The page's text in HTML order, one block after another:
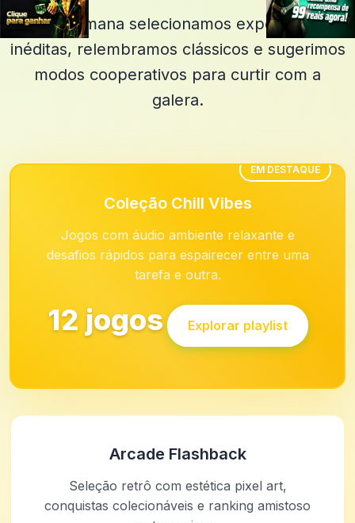
Toda semana selecionamos experiências
inéditas, relembramos clássicos e sugerimos
modos cooperativos para curtir com a
galera.
EM DESTAQUE
Coleção Chill Vibes
Jogos com áudio ambiente relaxante e
desafios rápidos para espairecer entre uma
tarefa e outra.
12 jogos Explorar playlist
Arcade Flashback
Seleção retrô com estética pixel art,
conquistas colecionáveis e ranking amistoso